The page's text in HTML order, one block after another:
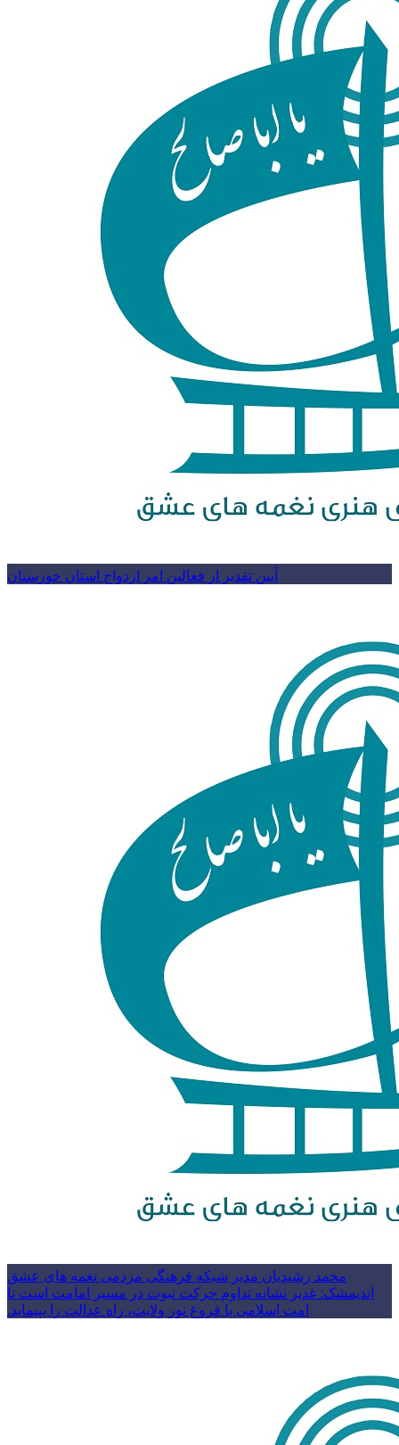
آیین تقدیر از فعالین امر ازدواج استان خوزستان
محمد رشیدیان مدیر شبکه فرهنگی مردمی نغمه های عشق
اندیمشک: غدیر نشانه تداوم حرکت نبوت در مسیر امامت است تا
امت اسلامی با فروغ نور ولایت، راه عدالت را بپیماید.